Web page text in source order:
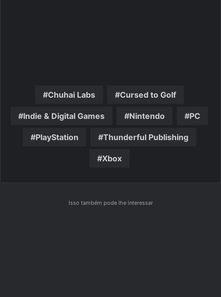
Chuhai Labs Cursed to Golf
Indie & Digital Games Nintendo PC
PlayStation Thunderful Publishing
Xbox
Isso também pode lhe interessar